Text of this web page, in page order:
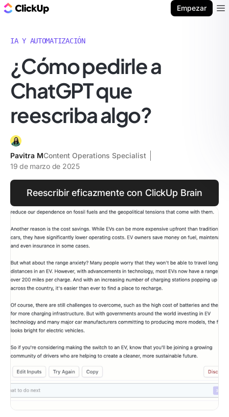
Empezar
IA Y AUTOMATIZACIÓN
¿Cómo pedirle a
ChatGPT que
reescriba algo?
Pavitra MContent Operations Specialist
19 de marzo de 2025
Reescribir eficazmente con ClickUp Brain